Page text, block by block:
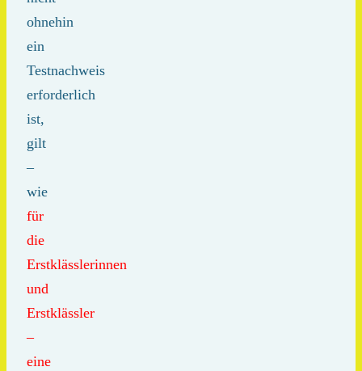
ohnehin
ein
Testnachweis
erforderlich
ist,
gilt
–
wie
für
die
Erstklässlerinnen
und
Erstklässler
–
eine